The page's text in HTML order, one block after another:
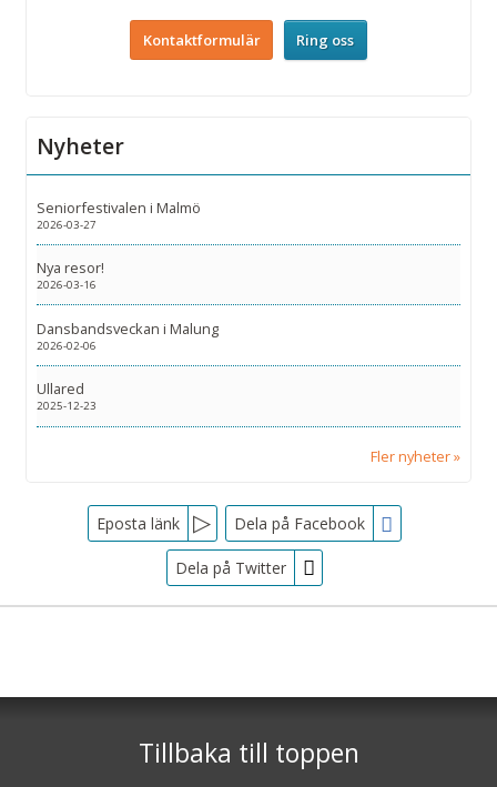
Kontaktformulär Ring oss
Nyheter
Seniorfestivalen i Malmö
2026-03-27
Nya resor!
2026-03-16
Dansbandsveckan i Malung
2026-02-06
Ullared
2025-12-23
Fler nyheter
FacebookEposta länk Dela på Facebook
Dela på Twitter
Jag samtycker till dataskyddspolicyn.
Telefon 0451-618 00
Tillbaka till toppen